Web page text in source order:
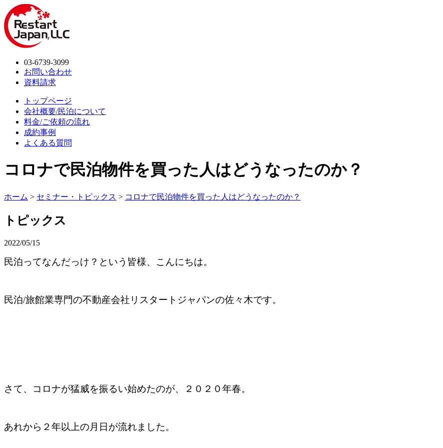
03-6739-3099
お問い合わせ
資料請求
トップページ
会社概要/民泊について
料金/ご依頼の流れ
成約事例
よくある質問
コロナで民泊物件を買った人はどうなったのか？
ホーム > セミナー・トピックス > コロナで民泊物件を買った人はどうなったのか？
トピックス
2022/05/15
民泊ってなんだっけ？という皆様、こんにちは。
民泊/旅館業専門の不動産会社リスタートジャパンの佐々木です。
さて、コロナが猛威を振るい始めたのが、２０２０年春。
あれから２年以上の月日が流れました。